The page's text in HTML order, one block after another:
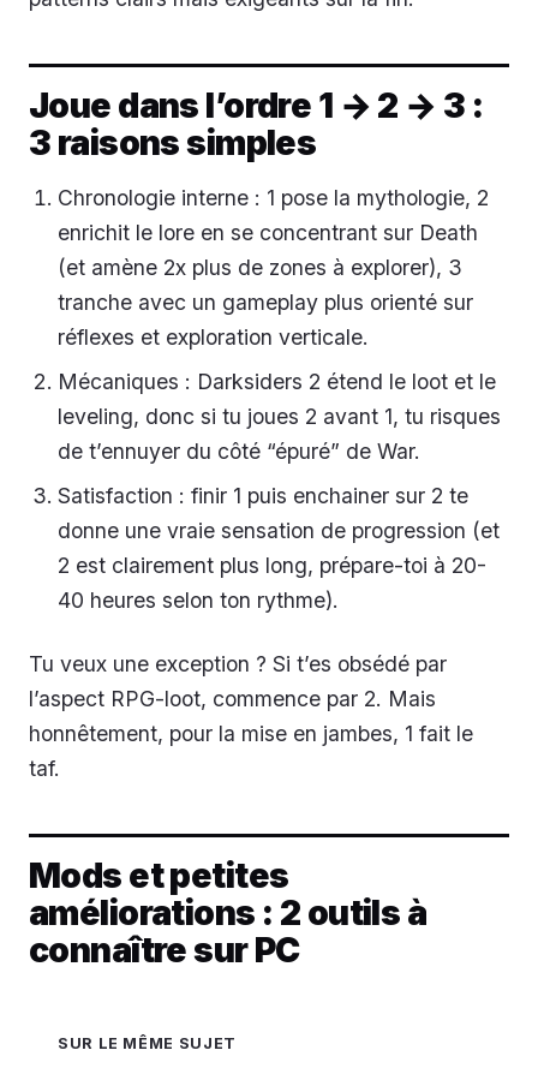
Joue dans l’ordre 1 → 2 → 3 :
3 raisons simples
Chronologie interne : 1 pose la mythologie, 2
enrichit le lore en se concentrant sur Death
(et amène 2x plus de zones à explorer), 3
tranche avec un gameplay plus orienté sur
réflexes et exploration verticale.
Mécaniques : Darksiders 2 étend le loot et le
leveling, donc si tu joues 2 avant 1, tu risques
de t’ennuyer du côté “épuré” de War.
Satisfaction : finir 1 puis enchainer sur 2 te
donne une vraie sensation de progression (et
2 est clairement plus long, prépare-toi à 20-
40 heures selon ton rythme).
Tu veux une exception ? Si t’es obsédé par
l’aspect RPG-loot, commence par 2. Mais
honnêtement, pour la mise en jambes, 1 fait le
taf.
Mods et petites
améliorations : 2 outils à
connaître sur PC
SUR LE MÊME SUJET